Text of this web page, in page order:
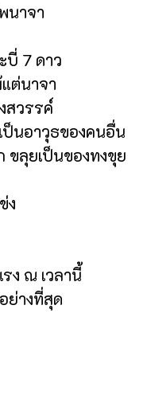
นาจา
บี่ 7 ดาว
ต่นาจา
สวรรค์
ป็นอาวุธของคนอื่น
ขลุยเป็นของทงขุย
ง
ง ณ เวลานี้
ย่างที่สุด